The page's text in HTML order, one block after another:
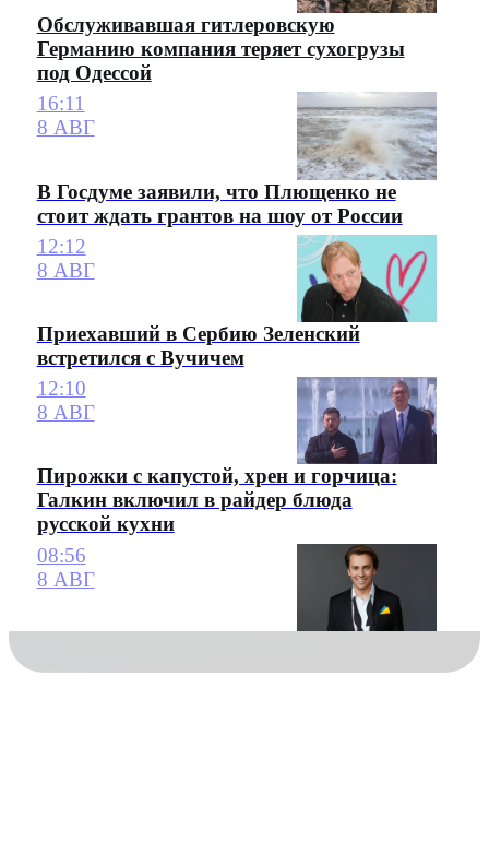
Обслуживавшая гитлеровскую
Германию компания теряет сухогрузы
под Одессой
16:11
8 АВГ
В Госдуме заявили, что Плющенко не
стоит ждать грантов на шоу от России
12:12
8 АВГ
Приехавший в Сербию Зеленский
встретился с Вучичем
12:10
8 АВГ
Пирожки с капустой, хрен и горчица:
Галкин включил в райдер блюда
русской кухни
08:56
8 АВГ